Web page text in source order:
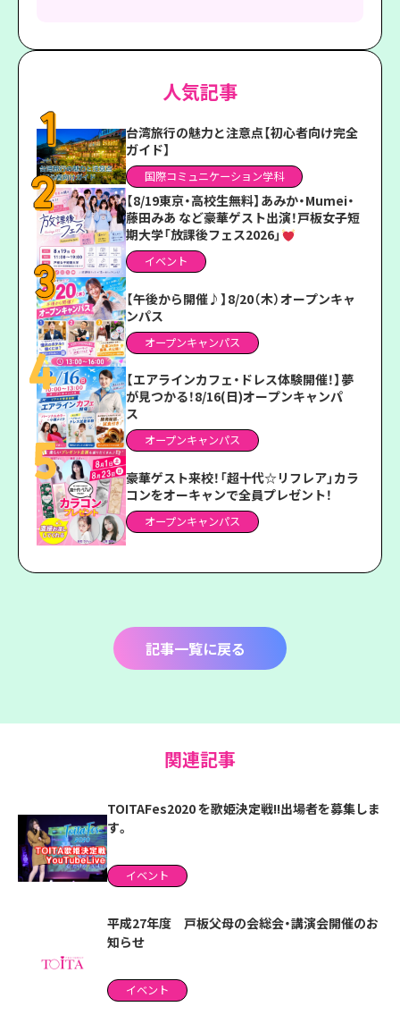
人気記事
台湾旅行の魅力と注意点【初心者向け完全
ガイド】
国際コミュニケーション学科
【8/19東京・高校生無料】あみか・Mumei・
藤田みあ など豪華ゲスト出演！戸板女子短
期大学「放課後フェス2026」
イベント
【午後から開催♪】8/20（木）オープンキャ
ンパス
オープンキャンパス
【エアラインカフェ・ドレス体験開催！】夢
が見つかる！8/16(日)オープンキャンパ
ス
オープンキャンパス
豪華ゲスト来校！「超十代☆リフレア」カラ
コンをオーキャンで全員プレゼント！
オープンキャンパス
記事一覧に戻る
関連記事
TOITAFes2020 を歌姫決定戦!!出場者を募集しま
す。
イベント
平成27年度 戸板父母の会総会・講演会開催のお
知らせ
イベント